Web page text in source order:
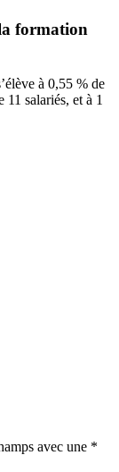
formation
à 0,55 % de
11 salariés, et à 1
avec une *